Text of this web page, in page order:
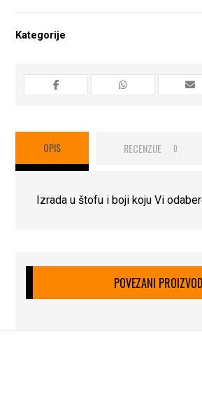
Kategorije
OPIS RECENZIJE 0
Izrada u štofu i boji koju Vi
POVEZANI